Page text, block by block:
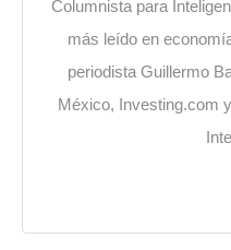
Columnista para
más leído en
periodista Guillermo
México, Investing.com